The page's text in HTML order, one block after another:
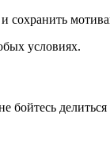
условиях.
бойтесь